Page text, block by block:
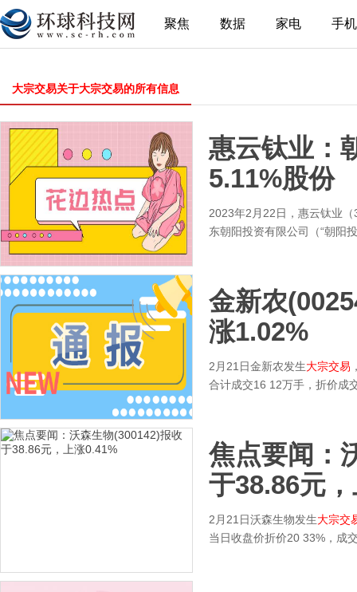
聚焦 数据 家电 手机
大宗交易关于大宗交易的所有信息
惠云钛业：
5.11%股份
2023年2月22日，惠云钛业
东朝阳投资有限公司（“朝阳
金新农
涨1.02%
2月21日金新农发生大宗交易
合计成交16 12万手，折价成
焦点要闻：
于38.86元
2月21日沃森生物发生大宗交
当日收盘价折价20 33%，成